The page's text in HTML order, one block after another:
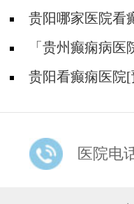
癫痫情绪失控怎么
贵阳哪家医院看
么办？「贵州癫痫病
传给幼儿？
贵阳看癫痫医院
医院电